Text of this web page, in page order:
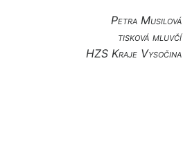
Petra Musilová
tisková mluvčí
HZS Kraje Vysočina